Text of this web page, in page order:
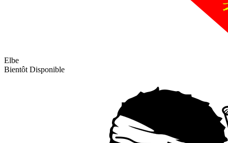
Elbe
Bientôt Disponible